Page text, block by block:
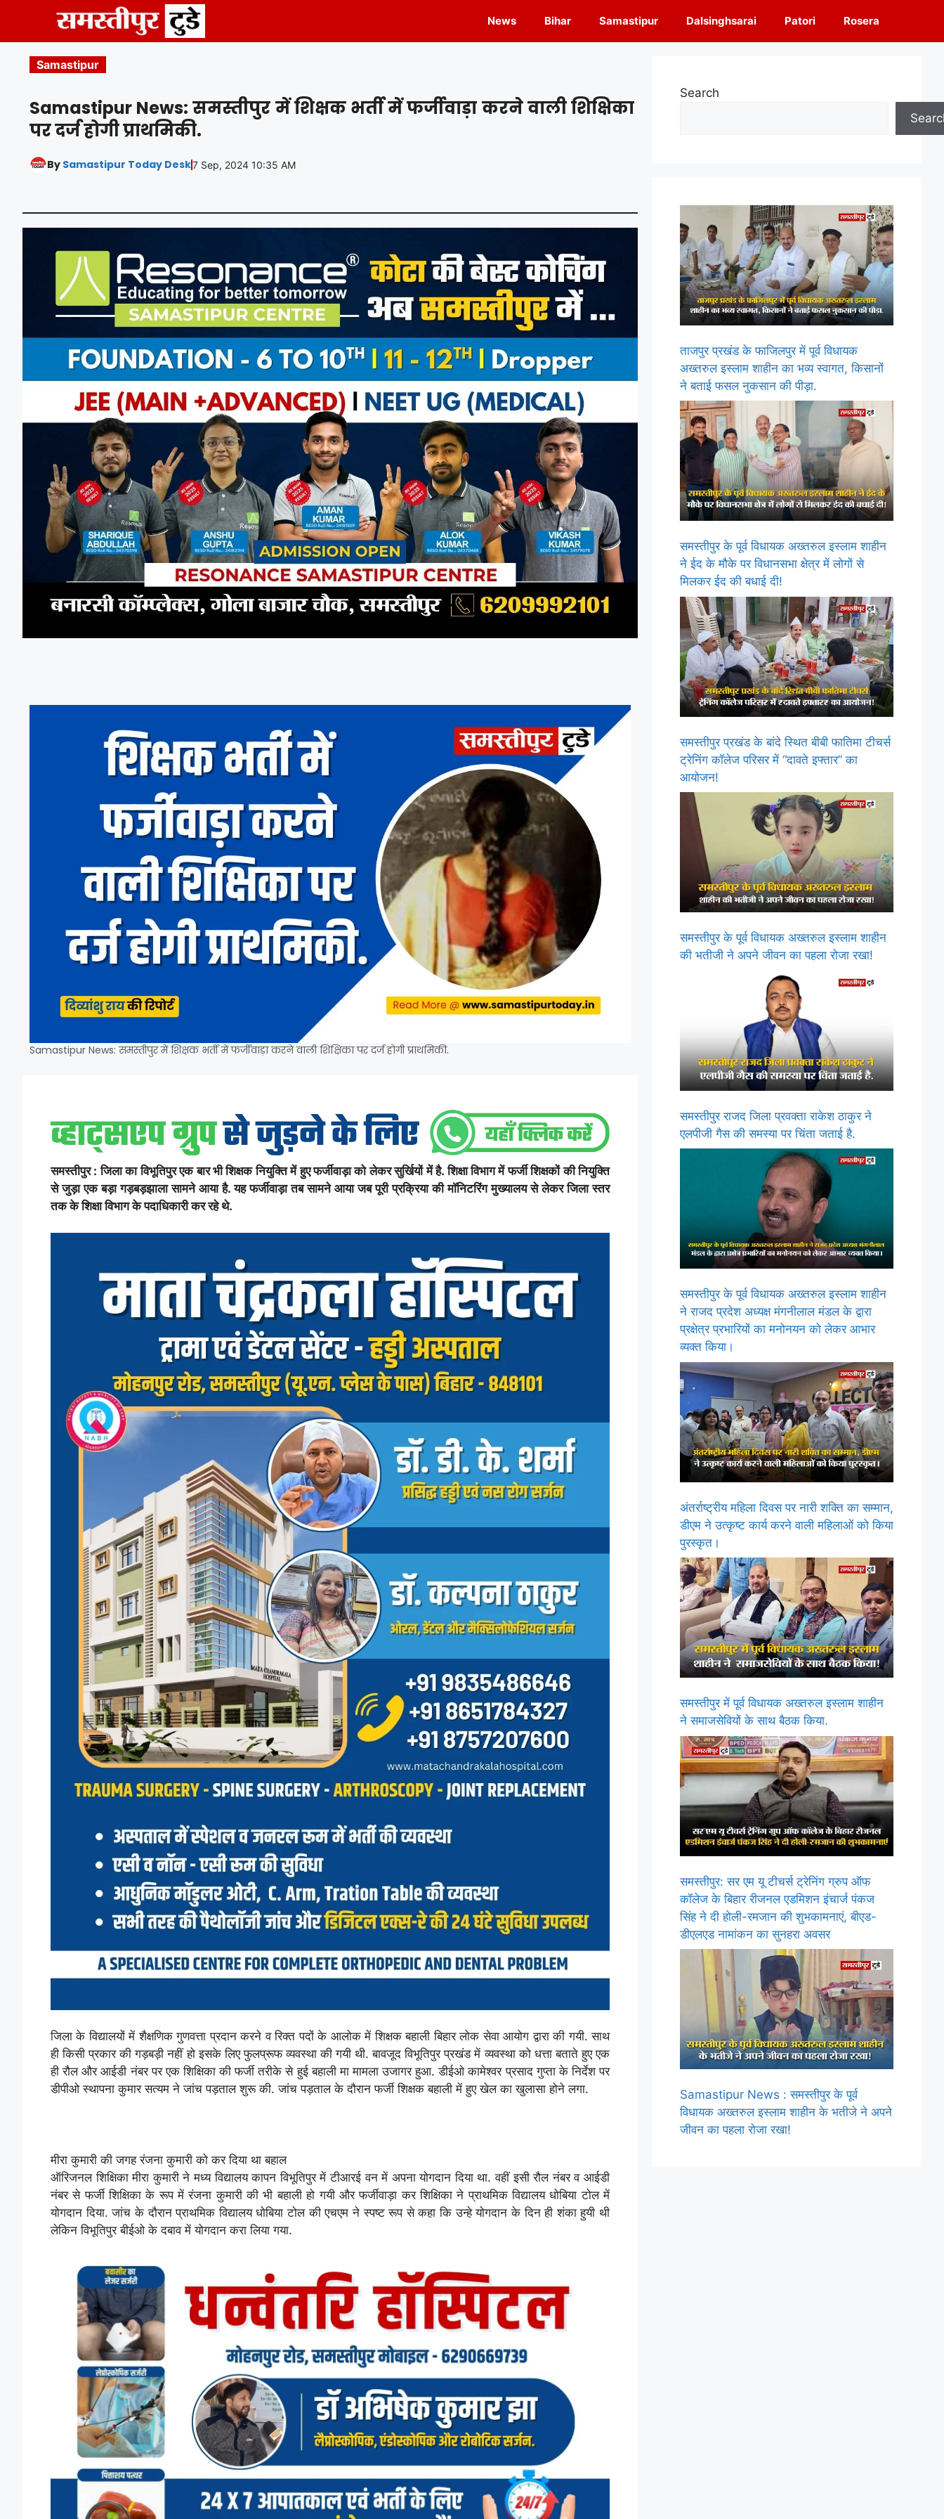
content
News Bihar Samastipur Dalsinghsarai Patori Rosera
Samastipur
Samastipur News: समस्तीपुर में शिक्षक भर्ती में फर्जीवाड़ा करने वाली शिक्षिका
पर दर्ज होगी प्राथमिकी.
By Samastipur Today Desk7 Sep, 2024 10:35 AM
Samastipur News: समस्तीपुर में शिक्षक भर्ती में फर्जीवाड़ा करने वाली शिक्षिका पर दर्ज होगी प्राथमिकी.
समस्तीपुर : जिला का विभूतिपुर एक बार भी शिक्षक नियुक्ति में हुए फर्जीवाड़ा को लेकर सुर्खियों में है. शिक्षा विभाग में फर्जी शिक्षकों की नियुक्ति
से जुड़ा एक बड़ा गड़बड़झाला सामने आया है. यह फर्जीवाड़ा तब सामने आया जब पूरी प्रक्रिया की माॅनिटरिंग मुख्यालय से लेकर जिला स्तर
तक के शिक्षा विभाग के पदाधिकारी कर रहे थे.
जिला के विद्यालयों में शैक्षणिक गुणवत्ता प्रदान करने व रिक्त पदों के आलोक में शिक्षक बहाली बिहार लोक सेवा आयोग द्वारा की गयी. साथ
ही किसी प्रकार की गड़बड़ी नहीं हो इसके लिए फुलप्रूफ व्यवस्था की गयी थी. बावजूद विभूतिपुर प्रखंड में व्यवस्था को धत्ता बताते हुए एक
ही रौल और आईडी नंबर पर एक शिक्षिका की फर्जी तरीके से हुई बहाली मा मामला उजागर हुआ. डीईओ कामेश्वर प्रसाद गुप्ता के निर्देश पर
डीपीओ स्थापना कुमार सत्यम ने जांच पड़ताल शुरू की. जांच पड़ताल के दौरान फर्जी शिक्षक बहाली में हुए खेल का खुलासा होने लगा.
मीरा कुमारी की जगह रंजना कुमारी को कर दिया था बहाल
ऑरिजनल शिक्षिका मीरा कुमारी ने मध्य विद्यालय कापन विभूतिपुर में टीआरई वन में अपना योगदान दिया था. वहीं इसी रौल नंबर व आईडी
नंबर से फर्जी शिक्षिका के रूप में रंजना कुमारी की भी बहाली हो गयी और फर्जीवाड़ा कर शिक्षिका ने प्राथमिक विद्यालय धोबिया टोल में
योगदान दिया. जांच के दौरान प्राथमिक विद्यालय धोबिया टोल की एचएम ने स्पष्ट रूप से कहा कि उन्हे योगदान के दिन ही शंका हुयी थी
लेकिन विभूतिपुर बीईओ के दबाव में योगदान करा लिया गया.
Search
ताजपुर प्रखंड के फाजिलपुर में पूर्व विधायक
अख्तरुल इस्लाम शाहीन का भव्य स्वागत, किसानों
ने बताई फसल नुकसान की पीड़ा.
समस्तीपुर के पूर्व विधायक अख्तरुल इस्लाम शाहीन
ने ईद के मौके पर विधानसभा क्षेत्र में लोगों से
मिलकर ईद की बधाई दी!
समस्तीपुर प्रखंड के बांदे स्थित बीबी फातिमा टीचर्स
ट्रेनिंग कॉलेज परिसर में “दावते इफ्तार” का
आयोजन!
समस्तीपुर के पूर्व विधायक अख्तरुल इस्लाम शाहीन
की भतीजी ने अपने जीवन का पहला रोजा रखा!
समस्तीपुर राजद जिला प्रवक्ता राकेश ठाकुर ने
एलपीजी गैस की समस्या पर चिंता जताई है.
समस्तीपुर के पूर्व विधायक अख्तरुल इस्लाम शाहीन
ने राजद प्रदेश अध्यक्ष मंगनीलाल मंडल के द्वारा
प्रक्षेत्र प्रभारियों का मनोनयन को लेकर आभार
व्यक्त किया।
अंतर्राष्ट्रीय महिला दिवस पर नारी शक्ति का सम्मान,
डीएम ने उत्कृष्ट कार्य करने वाली महिलाओं को किया
पुरस्कृत।
समस्तीपुर में पूर्व विधायक अख्तरुल इस्लाम शाहीन
ने समाजसेवियों के साथ बैठक किया.
समस्तीपुर: सर एम यू टीचर्स ट्रेनिंग ग्रुप ऑफ
कॉलेज के बिहार रीजनल एडमिशन इंचार्ज पंकज
सिंह ने दी होली-रमजान की शुभकामनाएं, बीएड-
डीएलएड नामांकन का सुनहरा अवसर
Samastipur News : समस्तीपुर के पूर्व
विधायक अख्तरुल इस्लाम शाहीन के भतीजे ने अपने
जीवन का पहला रोजा रखा!